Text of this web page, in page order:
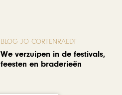
BLOG JO CORTENRAEDT
We verzuipen in de festivals,
feesten en braderieën